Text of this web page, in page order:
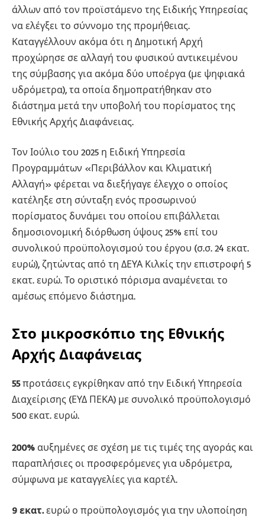
άλλων από τον προϊστάμενο της Ειδικής Υπηρεσίας
να ελέγξει το σύννομο της προμήθειας.
Καταγγέλλουν ακόμα ότι η Δημοτική Αρχή
προχώρησε σε αλλαγή του φυσικού αντικειμένου
της σύμβασης για ακόμα δύο υποέργα (με ψηφιακά
υδρόμετρα), τα οποία δημοπρατήθηκαν στο
διάστημα μετά την υποβολή του πορίσματος της
Εθνικής Αρχής Διαφάνειας.
Τον Ιούλιο του 2025 η Ειδική Υπηρεσία
Προγραμμάτων «Περιβάλλον και Κλιματική
Αλλαγή» φέρεται να διεξήγαγε έλεγχο ο οποίος
κατέληξε στη σύνταξη ενός προσωρινού
πορίσματος δυνάμει του οποίου επιβάλλεται
δημοσιονομική διόρθωση ύψους 25% επί του
συνολικού προϋπολογισμού του έργου (σ.σ. 24 εκατ.
ευρώ), ζητώντας από τη ΔΕΥΑ Κιλκίς την επιστροφή 5
εκατ. ευρώ. Το οριστικό πόρισμα αναμένεται το
αμέσως επόμενο διάστημα.
Στο μικροσκόπιο της Εθνικής
Αρχής Διαφάνειας
55προτάσεις εγκρίθηκαν από την Ειδική Υπηρεσία
Διαχείρισης (ΕΥΔ ΠΕΚΑ) με συνολικό προϋπολογισμό
500 εκατ. ευρώ.
200% αυξημένες σε σχέση με τις τιμές της αγοράς και
παραπλήσιες οι προσφερόμενες για υδρόμετρα,
σύμφωνα με καταγγελίες για καρτέλ.
9 εκατ.ευρώ ο προϋπολογισμός για την υλοποίηση